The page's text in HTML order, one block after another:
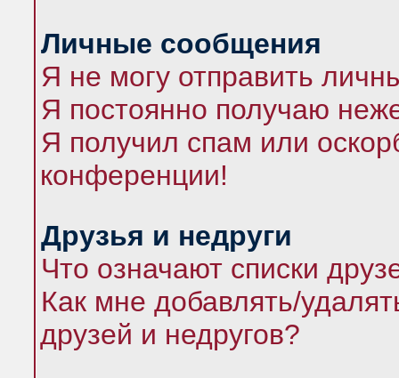
Личные сообщения
Я не могу отправить
Я постоянно получаю
Я получил спам или
конференции!
Друзья и недруги
Что означают списки
Как мне добавлять/
друзей и недругов?